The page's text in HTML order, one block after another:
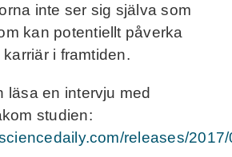
inte ser sig själva som
kan potentiellt påverka
i framtiden.
läsa en intervju med
studien:
releases/